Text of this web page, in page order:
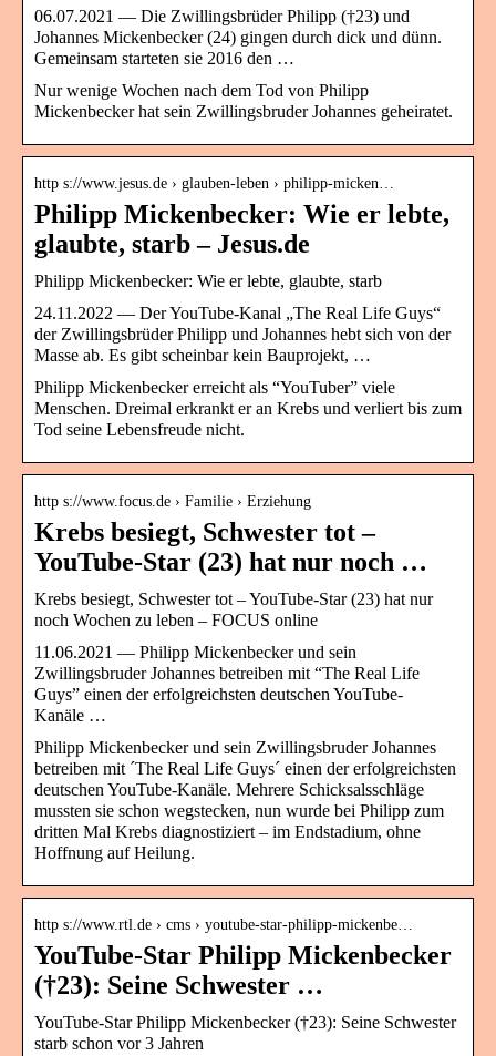
06.07.2021 — Die Zwillingsbrüder Philipp (†23) und
Johannes Mickenbecker (24) gingen durch dick und dünn.
Gemeinsam starteten sie 2016 den …
Nur wenige Wochen nach dem Tod von Philipp
Mickenbecker hat sein Zwillingsbruder Johannes geheiratet.
http s://www.jesus.de › glauben-leben › philipp-micken…
Philipp Mickenbecker: Wie er lebte,
glaubte, starb – Jesus.de
Philipp Mickenbecker: Wie er lebte, glaubte, starb
24.11.2022 — Der YouTube-Kanal „The Real Life Guys“
der Zwillingsbrüder Philipp und Johannes hebt sich von der
Masse ab. Es gibt scheinbar kein Bauprojekt, …
Philipp Mickenbecker erreicht als “YouTuber” viele
Menschen. Dreimal erkrankt er an Krebs und verliert bis zum
Tod seine Lebensfreude nicht.
http s://www.focus.de › Familie › Erziehung
Krebs besiegt, Schwester tot –
YouTube-Star (23) hat nur noch …
Krebs besiegt, Schwester tot – YouTube-Star (23) hat nur
noch Wochen zu leben – FOCUS online
11.06.2021 — Philipp Mickenbecker und sein
Zwillingsbruder Johannes betreiben mit “The Real Life
Guys” einen der erfolgreichsten deutschen YouTube-
Kanäle …
Philipp Mickenbecker und sein Zwillingsbruder Johannes
betreiben mit ´The Real Life Guys´ einen der erfolgreichsten
deutschen YouTube-Kanäle. Mehrere Schicksalsschläge
mussten sie schon wegstecken, nun wurde bei Philipp zum
dritten Mal Krebs diagnostiziert – im Endstadium, ohne
Hoffnung auf Heilung.
http s://www.rtl.de › cms › youtube-star-philipp-mickenbe…
YouTube-Star Philipp Mickenbecker
(†23): Seine Schwester …
YouTube-Star Philipp Mickenbecker (†23): Seine Schwester
starb schon vor 3 Jahren